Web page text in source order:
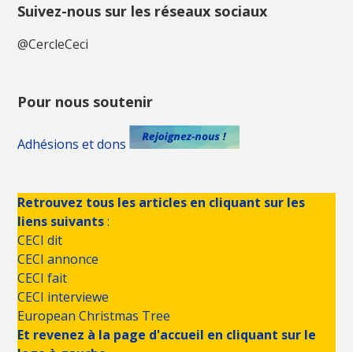
Suivez-nous sur les réseaux sociaux
@CercleCeci
Pour nous soutenir
Adhésions et dons
Retrouvez tous les articles en cliquant sur les
liens suivants:
CECI dit
CECI annonce
CECI fait
CECI interviewe
European Christmas Tree
Et revenez à la page d'accueil en cliquant sur le